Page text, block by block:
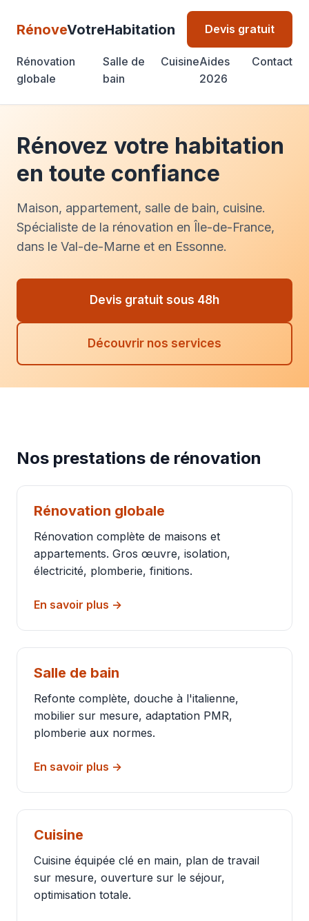
RénoveVotreHabitation
Rénovation
globale
Salle de
bain
CuisineAides
2026
Contact
Devis gratuit
Rénovez votre habitation
en toute confiance
Maison, appartement, salle de bain, cuisine.
Spécialiste de la rénovation en Île-de-France,
dans le Val-de-Marne et en Essonne.
Devis gratuit sous 48h
Découvrir nos services
Nos prestations de rénovation
Rénovation globale
Rénovation complète de maisons et
appartements. Gros œuvre, isolation,
électricité, plomberie, finitions.
En savoir plus →
Salle de bain
Refonte complète, douche à l'italienne,
mobilier sur mesure, adaptation PMR,
plomberie aux normes.
En savoir plus →
Cuisine
Cuisine équipée clé en main, plan de travail
sur mesure, ouverture sur le séjour,
optimisation totale.